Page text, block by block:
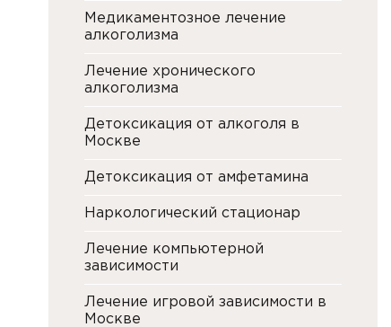
Медикаментозное лечение
алкоголизма
Лечение хронического
алкоголизма
Детоксикация от алкоголя в
Москве
Детоксикация от амфетамина
Наркологический стационар
Лечение компьютерной
зависимости
Лечение игровой зависимости в
Москве